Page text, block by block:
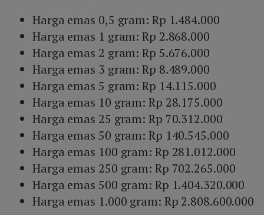
Harga emas 0,5 gram: Rp 1.484.000
Harga emas 1 gram: Rp 2.868.000
Harga emas 2 gram: Rp 5.676.000
Harga emas 3 gram: Rp 8.489.000
Harga emas 5 gram: Rp 14.115.000
Harga emas 10 gram: Rp 28.175.000
Harga emas 25 gram: Rp 70.312.000
Harga emas 50 gram: Rp 140.545.000
Harga emas 100 gram: Rp 281.012.000
Harga emas 250 gram: Rp 702.265.000
Harga emas 500 gram: Rp 1.404.320.000
Harga emas 1.000 gram: Rp 2.808.600.000